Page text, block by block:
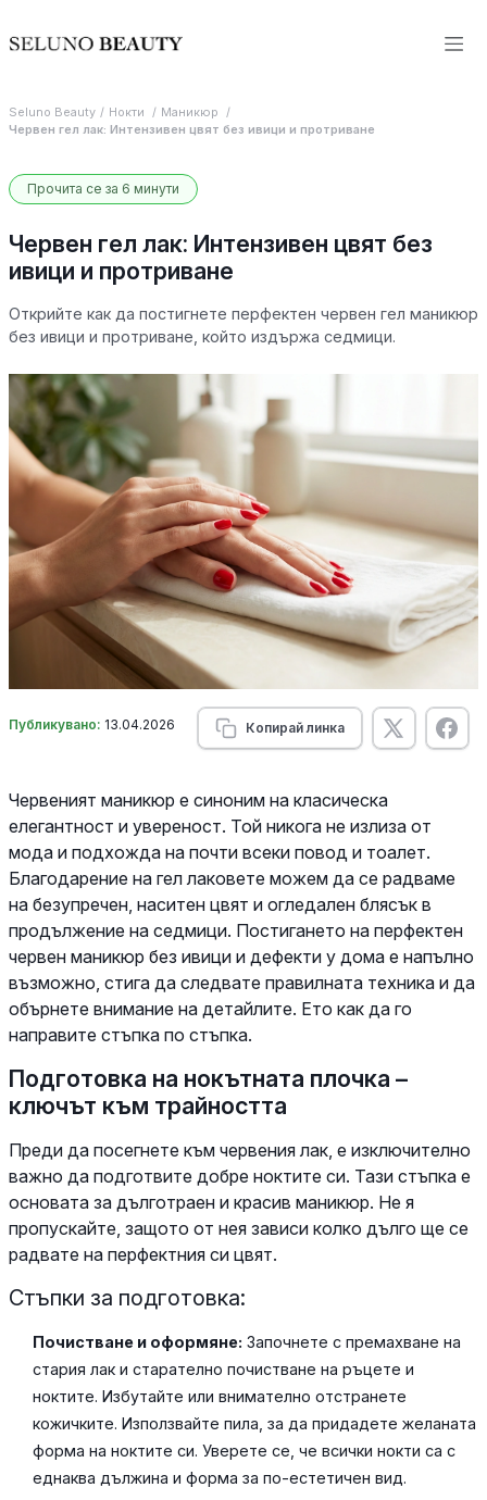
Seluno Beauty Нокти
Маникюр
Червен гел лак: Интензивен цвят без ивици и протриване
Прочита се за 6 минути
Червен гел лак: Интензивен цвят без
ивици и протриване
Открийте как да постигнете перфектен червен гел маникюр
без ивици и протриване, който издържа седмици.
Публикувано: 13.04.2026 Копирай линка
Червеният маникюр е синоним на класическа
елегантност и увереност. Той никога не излиза от
мода и подхожда на почти всеки повод и тоалет.
Благодарение на гел лаковете можем да се радваме
на безупречен, наситен цвят и огледален блясък в
продължение на седмици. Постигането на перфектен
червен маникюр без ивици и дефекти у дома е напълно
възможно, стига да следвате правилната техника и да
обърнете внимание на детайлите. Ето как да го
направите стъпка по стъпка.
Подготовка на нокътната плочка –
ключът към трайността
Преди да посегнете към червения лак, е изключително
важно да подготвите добре ноктите си. Тази стъпка е
основата за дълготраен и красив маникюр. Не я
пропускайте, защото от нея зависи колко дълго ще се
радвате на перфектния си цвят.
Стъпки за подготовка:
Почистване и оформяне: Започнете с премахване на
стария лак и старателно почистване на ръцете и
ноктите. Избутайте или внимателно отстранете
кожичките. Използвайте пила, за да придадете желаната
форма на ноктите си. Уверете се, че всички нокти са с
еднаква дължина и форма за по-естетичен вид.